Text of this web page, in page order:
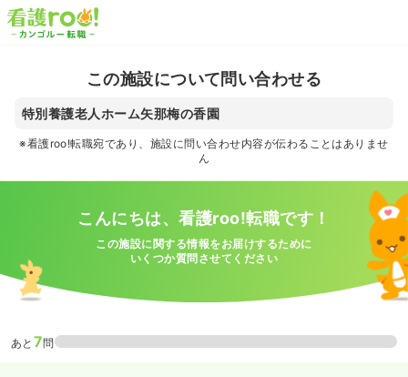
この施設について問い合わせる
特別養護老人ホーム矢那梅の香園
※看護roo!転職宛であり、施設に問い合わせ内容が伝わることはありませ
ん
こんにちは、看護roo!転職です！
この施設に関する情報をお届けするために
いくつか質問させてください
あと 7問